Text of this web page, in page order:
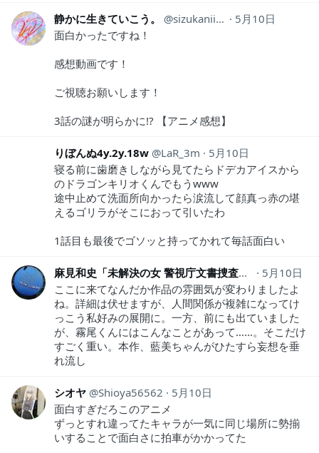
静かに生きていこう。 sizukaniikiyo
5月10日
面白かったですね！
感想動画です！
ご視聴お願いします！
3話の謎が明らかに!? 【アニメ感想】
りぼんぬ4y.2y.18w LaR_3m
5月10日
寝る前に歯磨きしながら見てたらドデカアイスから
のドラゴンキリオくんでもうwww
途中止めて洗面所向かったら涙流して顔真っ赤の堪
えるゴリラがそこにおって引いたわ
1話目も最後でゴソッと持ってかれて毎話面白い
麻見和史「未解決の女 警視庁文書捜査官」放送中
5月10日
ここに来てなんだか作品の雰囲気が変わりましたよ
ね。詳細は伏せますが、人間関係が複雑になってけ
っこう私好みの展開に。一方、前にも出ていました
が、霧尾くんにはこんなことがあって……。そこだけ
すごく重い。本作、藍美ちゃんがひたすら妄想を垂
れ流し
シオヤ Shioya56562
5月10日
面白すぎだろこのアニメ
ずっとすれ違ってたキャラが一気に同じ場所に勢揃
いすることで面白さに拍車がかかってた